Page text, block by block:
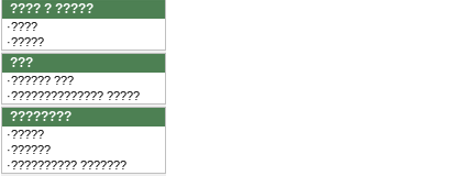
???? ? ?????
·????
·?????
???
·?????? ???
·?????????????? ?????
????????
·?????
·??????
·?????????? ???????